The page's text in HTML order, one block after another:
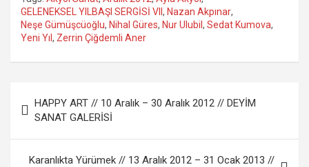
GELENEKSEL YILBAŞI SERGİSİ VII , Nazan Akpınar,
Neşe Gümüşcüoğlu, Nihal Güres, Nur Ulubil , Sedat Kumova,
Yeni Yıl , Zerrin Çiğdemli Aner
gezinmesi
HAPPY ART // 10 Aralık – 30 Aralık 2012 // DEYİM
SANAT GALERİSİ
Karanlıkta Yürümek // 13 Aralık 2012 – 31 Ocak 2013 //